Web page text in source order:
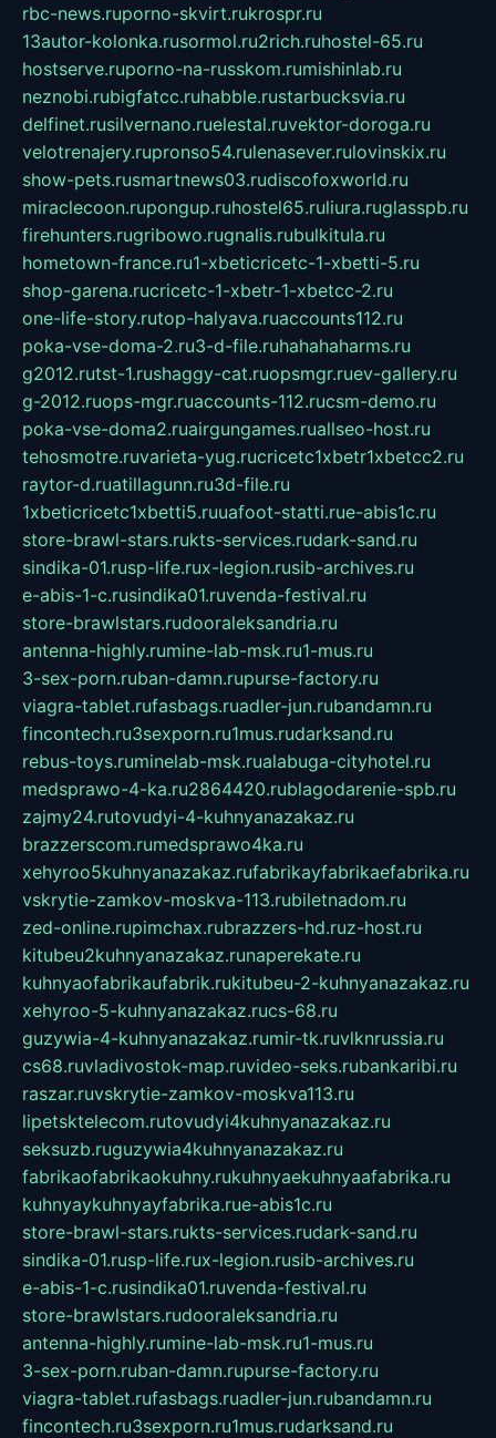
rbc-news.ruporno-skvirt.rukrospr.ru
13autor-kolonka.rusormol.ru2rich.ruhostel-65.ru
hostserve.ruporno-na-russkom.rumishinlab.ru
neznobi.rubigfatcc.ruhabble.rustarbucksvia.ru
delfinet.rusilvernano.ruelestal.ruvektor-doroga.ru
velotrenajery.rupronso54.rulenasever.rulovinskix.ru
show-pets.rusmartnews03.rudiscofoxworld.ru
miraclecoon.rupongup.ruhostel65.ruliura.ruglasspb.ru
firehunters.rugribowo.rugnalis.rubulkitula.ru
hometown-france.ru1-xbeticricetc-1-xbetti-5.ru
shop-garena.rucricetc-1-xbetr-1-xbetcc-2.ru
one-life-story.rutop-halyava.ruaccounts112.ru
poka-vse-doma-2.ru3-d-file.ruhahahaharms.ru
g2012.rutst-1.rushaggy-cat.ruopsmgr.ruev-gallery.ru
g-2012.ruops-mgr.ruaccounts-112.rucsm-demo.ru
poka-vse-doma2.ruairgungames.ruallseo-host.ru
tehosmotre.ruvarieta-yug.rucricetc1xbetr1xbetcc2.ru
raytor-d.ruatillagunn.ru3d-file.ru
1xbeticricetc1xbetti5.ruuafoot-statti.rue-abis1c.ru
store-brawl-stars.rukts-services.rudark-sand.ru
sindika-01.rusp-life.rux-legion.rusib-archives.ru
e-abis-1-c.rusindika01.ruvenda-festival.ru
store-brawlstars.rudooraleksandria.ru
antenna-highly.rumine-lab-msk.ru1-mus.ru
3-sex-porn.ruban-damn.rupurse-factory.ru
viagra-tablet.rufasbags.ruadler-jun.rubandamn.ru
fincontech.ru3sexporn.ru1mus.rudarksand.ru
rebus-toys.ruminelab-msk.rualabuga-cityhotel.ru
medsprawo-4-ka.ru2864420.rublagodarenie-spb.ru
zajmy24.rutovudyi-4-kuhnyanazakaz.ru
brazzerscom.rumedsprawo4ka.ru
xehyroo5kuhnyanazakaz.rufabrikayfabrikaefabrika.ru
vskrytie-zamkov-moskva-113.rubiletnadom.ru
zed-online.rupimchax.rubrazzers-hd.ruz-host.ru
kitubeu2kuhnyanazakaz.runaperekate.ru
kuhnyaofabrikaufabrik.rukitubeu-2-kuhnyanazakaz.ru
xehyroo-5-kuhnyanazakaz.rucs-68.ru
guzywia-4-kuhnyanazakaz.rumir-tk.ruvlknrussia.ru
cs68.ruvladivostok-map.ruvideo-seks.rubankaribi.ru
raszar.ruvskrytie-zamkov-moskva113.ru
lipetsktelecom.rutovudyi4kuhnyanazakaz.ru
seksuzb.ruguzywia4kuhnyanazakaz.ru
fabrikaofabrikaokuhny.rukuhnyaekuhnyaafabrika.ru
kuhnyaykuhnyayfabrika.rue-abis1c.ru
store-brawl-stars.rukts-services.rudark-sand.ru
sindika-01.rusp-life.rux-legion.rusib-archives.ru
e-abis-1-c.rusindika01.ruvenda-festival.ru
store-brawlstars.rudooraleksandria.ru
antenna-highly.rumine-lab-msk.ru1-mus.ru
3-sex-porn.ruban-damn.rupurse-factory.ru
viagra-tablet.rufasbags.ruadler-jun.rubandamn.ru
fincontech.ru3sexporn.ru1mus.rudarksand.ru